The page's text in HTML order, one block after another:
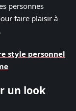
personnes
faire plaisir à
style personnel
un look